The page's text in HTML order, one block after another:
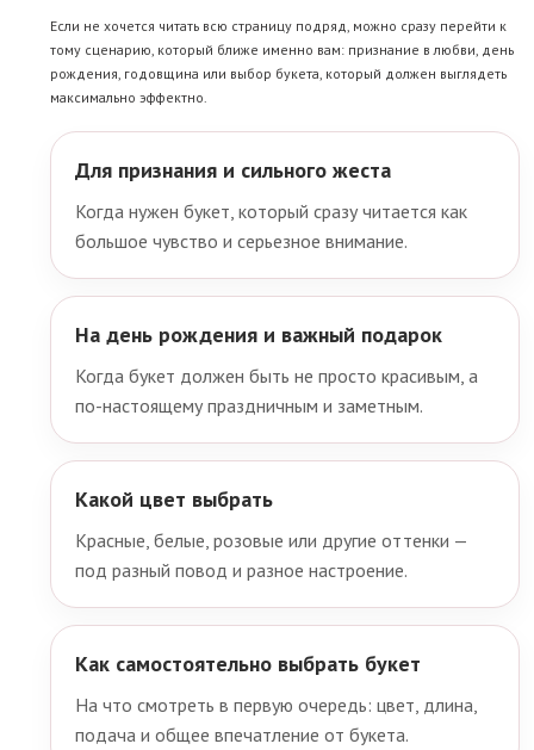
Если не хочется читать всю страницу подряд, можно сразу перейти к
тому сценарию, который ближе именно вам: признание в любви, день
рождения, годовщина или выбор букета, который должен выглядеть
максимально эффектно.
Для признания и сильного жеста
Когда нужен букет, который сразу читается как
большое чувство и серьезное внимание.
На день рождения и важный подарок
Когда букет должен быть не просто красивым, а
по-настоящему праздничным и заметным.
Какой цвет выбрать
Красные, белые, розовые или другие оттенки —
под разный повод и разное настроение.
Как самостоятельно выбрать букет
На что смотреть в первую очередь: цвет, длина,
подача и общее впечатление от букета.